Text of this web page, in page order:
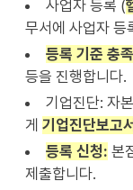
사업자 등록 (
무서에 사업자 등
등록 기준 충
등을 진행합니다.
기업진단: 자
게 기업진단보고서
등록 신청: 본
제출합니다.